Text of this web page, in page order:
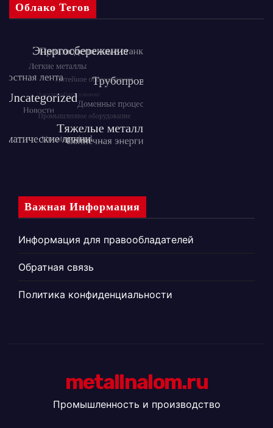
Облако Тегов
Важная Информация
Информация для правообладателей
Обратная связь
Политика конфиденциальности
metallnalom.ru
Промышленность и производство